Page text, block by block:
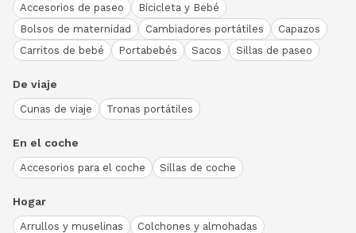
Accesorios de paseo
Bicicleta y Bebé
Bolsos de maternidad
Cambiadores portátiles
Capazos
Carritos de bebé
Portabebés Sacos Sillas de paseo
De viaje
Cunas de viaje Tronas portátiles
En el coche
Accesorios para el coche Sillas de coche
Hogar
Arrullos y muselinas
Colchones y almohadas